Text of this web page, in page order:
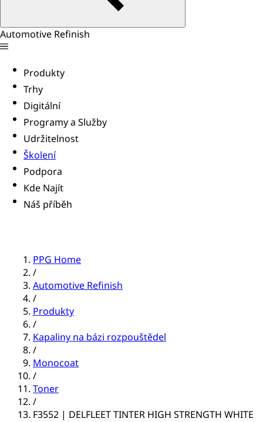
Automotive Refinish
Produkty
Trhy
Digitální
Programy a Služby
Udržitelnost
Školení
Podpora
Kde Najít
Náš příběh
PPG Home
/
Automotive Refinish
/
Produkty
/
Kapaliny na bázi rozpouštědel
/
Monocoat
/
Toner
/
F3552 | DELFLEET TINTER HIGH STRENGTH WHITE